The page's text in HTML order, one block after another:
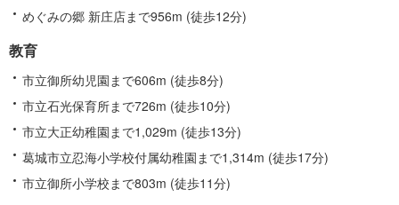
めぐみの郷 新庄店まで956m (徒歩12分)
教育
市立御所幼児園まで606m (徒歩8分)
市立石光保育所まで726m (徒歩10分)
市立大正幼稚園まで1,029m (徒歩13分)
葛城市立忍海小学校付属幼稚園まで1,314m (徒歩17分)
市立御所小学校まで803m (徒歩11分)